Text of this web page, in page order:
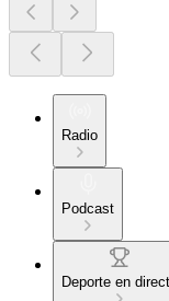
Radio
Podcast
Deporte en